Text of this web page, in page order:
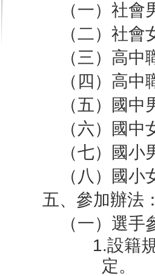
（一）社
（二）社
（三）高
（四）高
（五）國
（六）國
（七）國
（八）國
五、參加辦法
（一）選
1.設籍
定。